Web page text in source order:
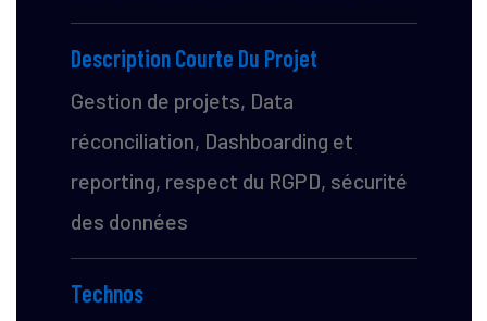
Description Courte Du Projet
Gestion de projets, Data
réconciliation​, Dashboarding et
reporting​, respect du RGPD, sécurité
des données
Technos